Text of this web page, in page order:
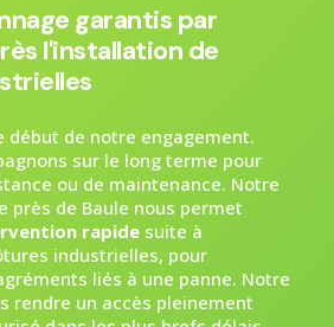
garantis par
l'installation de
début de notre engagement.
sur le long terme pour
ou de maintenance. Notre
près de Baule nous permet
rapidesuite à
industrielles, pour
liés à une panne. Notre
rendre un accès pleinement